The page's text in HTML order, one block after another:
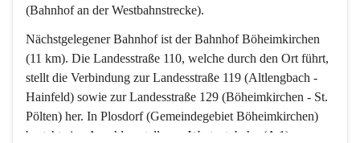
(Bahnhof an der Westbahnstrecke).
Nächstgelegener Bahnhof ist der Bahnhof Böheimkirchen
(11 km). Die Landesstraße 110, welche durch den Ort führt,
stellt die Verbindung zur Landesstraße 119 (Altlengbach -
Hainfeld) sowie zur Landesstraße 129 (Böheimkirchen - St.
Pölten) her. In Plosdorf (Gemeindegebiet Böheimkirchen)
besteht eine Anschlussstelle zur Westautobahn (A 1).